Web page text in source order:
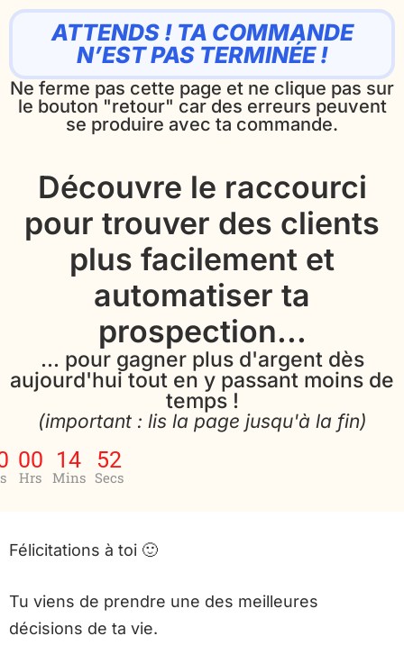
ATTENDS ! TA COMMANDE
N’EST PAS TERMINÉE !
Ne ferme pas cette page et ne clique pas sur
le bouton "retour" car des erreurs peuvent
se produire avec ta commande.
Découvre le raccourci
pour trouver des clients
plus facilement et
automatiser ta
prospection...
... pour gagner plus d'argent dès
aujourd'hui tout en y passant moins de
temps !
(important : lis la page jusqu'à la fin)
00
Hrs
14
Mins
51
Secs
Félicitations à toi 🙂
Tu viens de prendre une des meilleures
décisions de ta vie.